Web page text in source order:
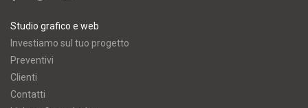
Studio grafico e web
Investiamo sul tuo progetto
Preventivi
Clienti
Contatti